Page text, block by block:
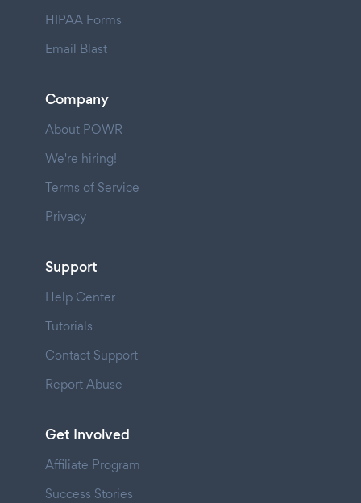
HIPAA Forms
Email Blast
Company
About POWR
We're hiring!
Terms of Service
Privacy
Support
Help Center
Tutorials
Contact Support
Report Abuse
Get Involved
Affiliate Program
Success Stories